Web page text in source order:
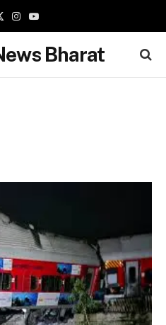
Instagram
YouTube
Bharat